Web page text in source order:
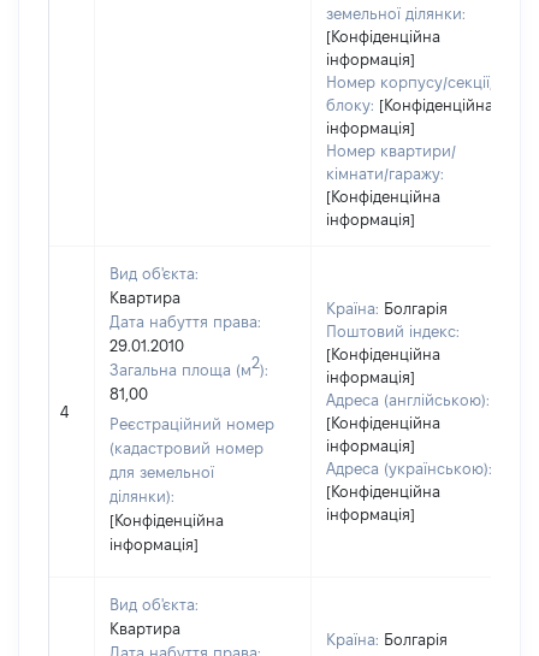
земельної ділянки:
[Конфіденційна
інформація]
Номер корпусу/секції/
блоку: [Конфіденційна
інформація]
Номер квартири/
кімнати/гаражу:
[Конфіденційна
інформація]
4
Вид об'єкта:
Квартира
Дата набуття права:
29.01.2010
Загальна площа (м2):
81,00
Реєстраційний номер
(кадастровий номер
для земельної
ділянки):
[Конфіденційна
інформація]
Країна: Болгарія
Поштовий індекс:
[Конфіденційна
інформація]
Адреса (англійською):
[Конфіденційна
інформація]
Адреса (українською):
[Конфіденційна
інформація]
Вид об'єкта:
Квартира
Дата набуття права:
Країна: Болгарія